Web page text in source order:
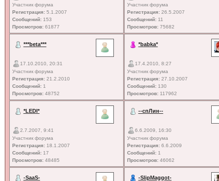
Участник форума
Регистрация:5.1.2007
Сообщений:153
Просмотров:61877
Участник форума
Регистрация:26.5.2007
Сообщений:11
Просмотров:75682
***beta***
17.10.2010, 20:31
Участник форума
Регистрация:21.2.2010
Сообщений:1
Просмотров:48752
*babka*
17.4.2010, 8:27
Участник форума
Регистрация:27.10.2007
Сообщений:130
Просмотров:117962
*LEDI*
2.7.2007, 9:41
Участник форума
Регистрация:18.1.2007
Сообщений:17
Просмотров:48485
--спЛин--
6.6.2009, 16:30
Участник форума
Регистрация:6.6.2009
Сообщений:1
Просмотров:46062
-SaaS- -SlipMaggot-